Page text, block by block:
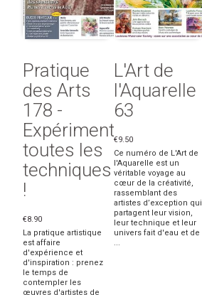
Pratique
des Arts
178 -
Expérimentez
toutes les
techniques
!
€8.90
La pratique artistique
est affaire
d'expérience et
d'inspiration : prenez
le temps de
contempler les
œuvres d'artistes de
L'Art de
l'Aquarelle
63
€9.50
Ce numéro de L'Art de
l'Aquarelle est un
véritable voyage au
cœur de la créativité,
rassemblant des
artistes d’exception qui
partagent leur vision,
leur technique et leur
univers fait d'eau et de
...